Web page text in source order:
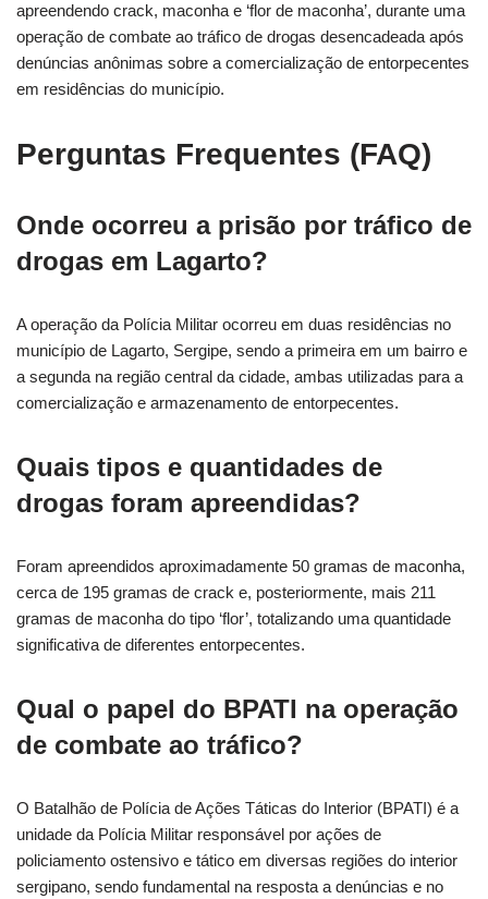
apreendendo crack, maconha e ‘flor de maconha’, durante uma
operação de combate ao tráfico de drogas desencadeada após
denúncias anônimas sobre a comercialização de entorpecentes
em residências do município.
Perguntas Frequentes (FAQ)
Onde ocorreu a prisão por tráfico de
drogas em Lagarto?
A operação da Polícia Militar ocorreu em duas residências no
município de Lagarto, Sergipe, sendo a primeira em um bairro e
a segunda na região central da cidade, ambas utilizadas para a
comercialização e armazenamento de entorpecentes.
Quais tipos e quantidades de
drogas foram apreendidas?
Foram apreendidos aproximadamente 50 gramas de maconha,
cerca de 195 gramas de crack e, posteriormente, mais 211
gramas de maconha do tipo ‘flor’, totalizando uma quantidade
significativa de diferentes entorpecentes.
Qual o papel do BPATI na operação
de combate ao tráfico?
O Batalhão de Polícia de Ações Táticas do Interior (BPATI) é a
unidade da Polícia Militar responsável por ações de
policiamento ostensivo e tático em diversas regiões do interior
sergipano, sendo fundamental na resposta a denúncias e no